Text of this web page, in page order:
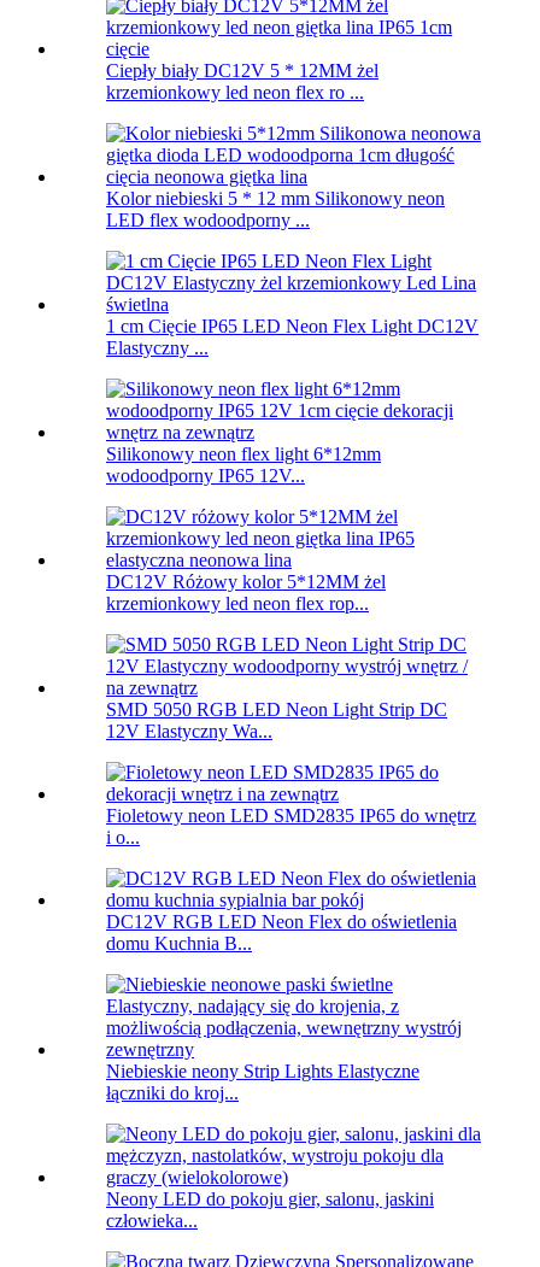
Ciepły biały DC12V 5 * 12MM żel
krzemionkowy led neon flex ro ...
Kolor niebieski 5 * 12 mm Silikonowy neon
LED flex wodoodporny ...
1 cm Cięcie IP65 LED Neon Flex Light DC12V
Elastyczny ...
Silikonowy neon flex light 6*12mm
wodoodporny IP65 12V...
DC12V Różowy kolor 5*12MM żel
krzemionkowy led neon flex rop...
SMD 5050 RGB LED Neon Light Strip DC
12V Elastyczny Wa...
Fioletowy neon LED SMD2835 IP65 do wnętrz
i o...
DC12V RGB LED Neon Flex do oświetlenia
domu Kuchnia B...
Niebieskie neony Strip Lights Elastyczne
łączniki do kroj...
Neony LED do pokoju gier, salonu, jaskini
człowieka...